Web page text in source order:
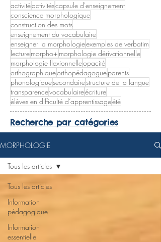
activitéactivitéscapsule d'enseignement
conscience morphologique
construction des mots
enseignement du vocabulaire
enseigner la morphologieexemples de verbatim
lecturemorpho+ morphologie dérivationnelle
morphologie flexionnelleopacité
orthographiqueorthopédagogueparents
phonologiquesecondairestructure de la langue
transparencevocabulaireécriture
élèves en difficulté d’apprentissageété
Recherche par catégories
MORPHOLOGIE
Tous les articles
Information
pédagogique
Information
essentielle
Tous les articles